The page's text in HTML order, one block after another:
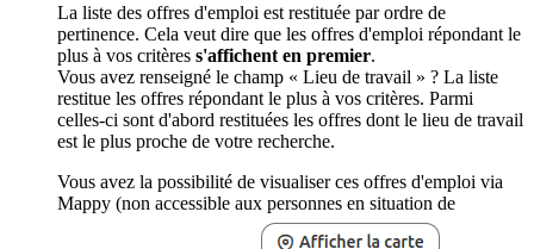
La liste des offres d'emploi est restituée par ordre de
pertinence. Cela veut dire que les offres d'emploi répondant le
plus à vos critères s'affichent en premier.
Vous avez renseigné le champ « Lieu de travail » ? La liste
restitue les offres répondant le plus à vos critères. Parmi
celles-ci sont d'abord restituées les offres dont le lieu de travail
est le plus proche de votre recherche.
Vous avez la possibilité de visualiser ces offres d'emploi via
Mappy (non accessible aux personnes en situation de